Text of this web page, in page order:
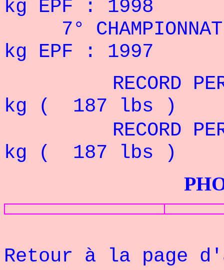
kg EPF : 1998
7°
kg EPF : 1997
RECORD
kg ( 187 lbs )
RECORD
kg ( 187 lbs )
PHOTOS
Retour à la page